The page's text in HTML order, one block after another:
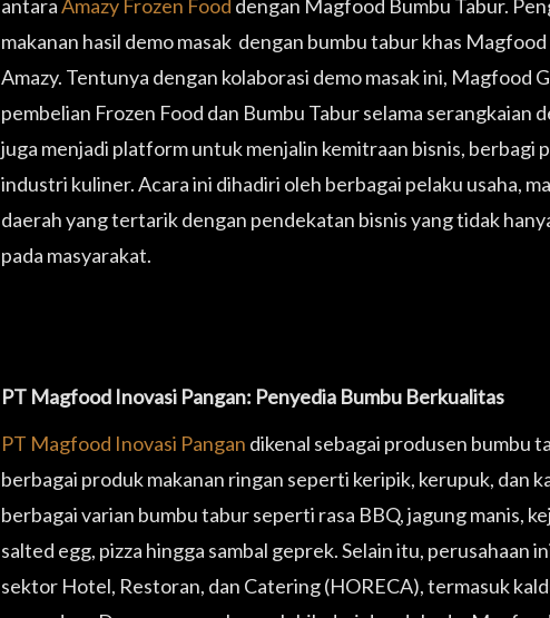
antaraAmazy Frozen Food dengan Magfood Bumbu Tabur.
makanan hasil demo masak dengan bumbu tabur khas
Amazy. Tentunya dengan kolaborasi demo masak ini, Magfood
pembelian Frozen Food dan Bumbu Tabur selama serangkaian
juga menjadi platform untuk menjalin kemitraan bisnis, berbagi
industri kuliner. Acara ini dihadiri oleh berbagai pelaku usaha,
daerah yang tertarik dengan pendekatan bisnis yang tidak
pada masyarakat.
PT Magfood Inovasi Pangan: Penyedia Bumbu Berkualitas
PT Magfood Inovasi Pangan dikenal sebagai produsen bumbu
berbagai produk makanan ringan seperti keripik, kerupuk, dan
berbagai varian bumbu tabur seperti rasa BBQ, jagung manis,
salted egg, pizza hingga sambal geprek. Selain itu, perusahaan
sektor Hotel, Restoran, dan Catering (HORECA), termasuk